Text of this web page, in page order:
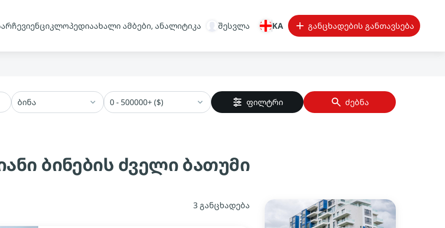
ენციკლოპედიაახალი ამბები, ანალიტიკა შესვლა KA განცხადების განთავსება
ბინა 0 - 500000+ ($) ფილტრი ძებნა
ბინების ძველი ბათუმი
3 განცხადება